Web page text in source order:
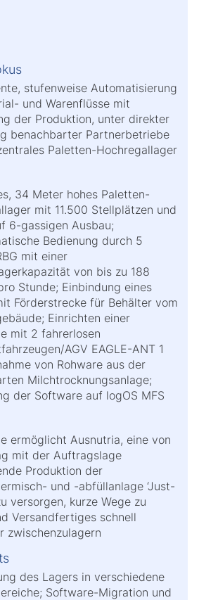
stufenweise Automatisierung
und Warenflüsse mit
der Produktion, unter direkter
benachbarter Partnerbetriebe
Paletten-Hochregallager
34 Meter hohes Paletten-
mit 11.500 Stellplätzen und
6-gassigen Ausbau;
Bedienung durch 5
mit einer
von bis zu 188
Stunde; Einbindung eines
Förderstrecke für Behälter vom
Einrichten einer
mit 2 fahrerlosen
AGV EAGLE-ANT 1
von Rohware aus der
Milchtrocknungsanlage;
der Software auf logOS MFS
ermöglicht Ausnutria, eine von
mit der Auftragslage
Produktion der
und -abfüllanlage ‘Just-
versorgen, kurze Wege zu
Versandfertiges schnell
zwischenzulagern
des Lagers in verschiedene
Software-Migration und